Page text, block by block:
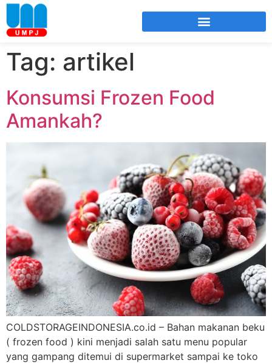
Tag: artikel
Konsumsi Frozen Food
Amankah?
COLDSTORAGEINDONESIA.co.id – Bahan makanan beku
( frozen food ) kini menjadi salah satu menu popular
yang gampang ditemui di supermarket sampai ke toko